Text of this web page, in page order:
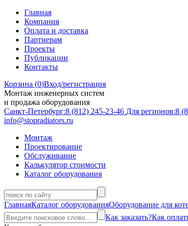
Главная
Компания
Оплата и доставка
Партнерам
Проекты
Публикации
Контакты
Корзина (0)Вход/регистрация
Монтаж инженерных систем
и продажа оборудования
Санкт-Петербург:8 (812) 245-23-46 Для регионов:8
info@stopradiators.ru
Монтаж
Проектирование
Обслуживание
Калькулятор стоимости
Каталог оборудования
ГлавнаяКаталог оборудованияОборудование для
Как заказать?Как